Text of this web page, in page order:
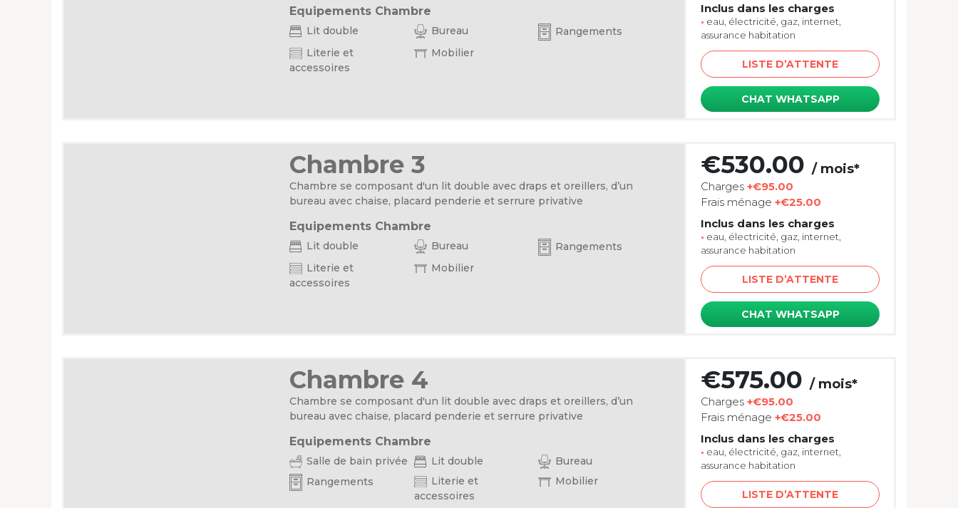
Equipements Chambre
Lit double Bureau
Rangements
Literie et
accessoires
Mobilier
Inclus dans les charges
• eau, électricité, gaz, internet,
assurance habitation
LISTE D’ATTENTE
CHAT WHATSAPP
Chambre 3
Chambre se composant d'un lit double avec draps et oreillers, d’un
bureau avec chaise, placard penderie et serrure privative
Equipements Chambre
Lit double Bureau
Rangements
Literie et
accessoires
Mobilier
€530.00 / mois*
Charges +€95.00
Frais ménage +€25.00
Inclus dans les charges
• eau, électricité, gaz, internet,
assurance habitation
LISTE D’ATTENTE
CHAT WHATSAPP
Chambre 4
Chambre se composant d'un lit double avec draps et oreillers, d’un
bureau avec chaise, placard penderie et serrure privative
Equipements Chambre
Salle de bain privée Lit double
Bureau
Rangements
Literie et
accessoires
Mobilier
€575.00 / mois*
Charges +€95.00
Frais ménage +€25.00
Inclus dans les charges
• eau, électricité, gaz, internet,
assurance habitation
LISTE D’ATTENTE